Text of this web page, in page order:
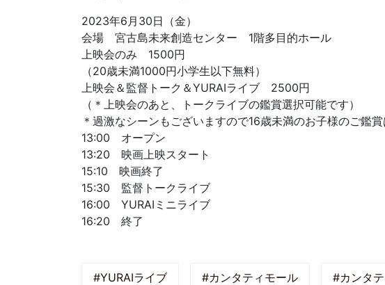
2023年6月30日（金）
会場 宮古島未来創造センター 1階多目的ホール
上映会のみ 1500円
（20歳未満1000円小学生以下無料）
上映会＆監督トーク＆YURAIライブ 2500円
（＊上映会のあと、トークライブの鑑賞選択可能です）
＊過激なシーンもございますので16歳未満のお子様のご鑑
13:00 オープン
13:20 映画上映スタート
15:10 映画終了
15:30 監督トークライブ
16:00 YURAIミニライブ
16:20 終了
#YURAIライブ #カンタティモール #カンタ